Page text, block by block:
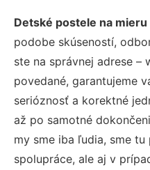
Detské postele na mieru
podobe skúseností,
ste na správnej adrese –
povedané, garantujeme
serióznosť a korektné
až po samotné
my sme iba ľudia, sme
spolupráce, ale aj v